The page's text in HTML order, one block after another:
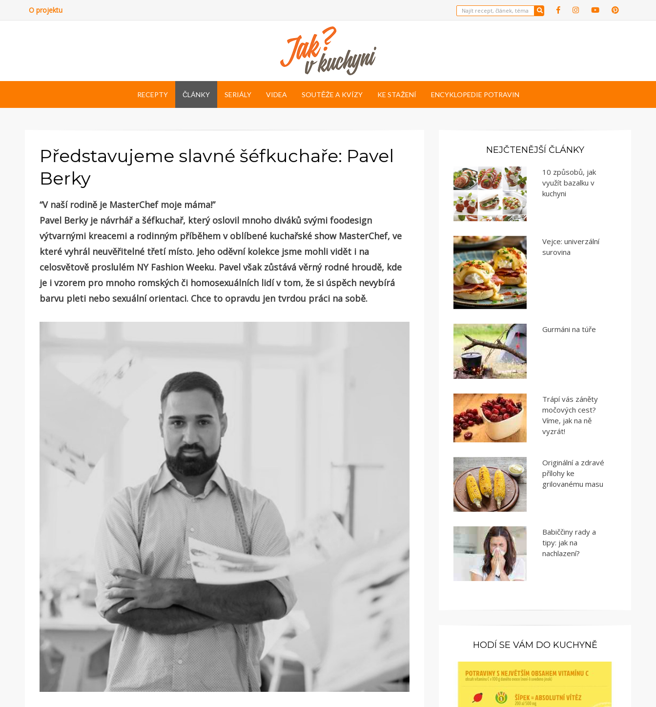
O projektu
RECEPTY ČLÁNKY SERIÁLY VIDEA SOUTĚŽE A KVÍZY KE STAŽENÍ ENCYKLOPEDIE POTRAVIN
Představujeme slavné šéfkuchaře: Pavel
Berky
“V naší rodině je MasterChef moje máma!”
Pavel Berky je návrhář a šéfkuchař, který oslovil mnoho diváků svými foodesign
výtvarnými kreacemi a rodinným příběhem v oblíbené kuchařské show MasterChef, ve
které vyhrál neuvěřitelné třetí místo. Jeho oděvní kolekce jsme mohli vidět i na
celosvětově proslulém NY Fashion Weeku. Pavel však zůstává věrný rodné hroudě, kde
je i vzorem pro mnoho romských či homosexuálních lidí v tom, že si úspěch nevybírá
barvu pleti nebo sexuální orientaci. Chce to opravdu jen tvrdou práci na sobě.
NEJČTENĚJŠÍ ČLÁNKY
10 způsobů, jak
využít bazalku v
kuchyni
Vejce: univerzální
surovina
Gurmáni na túře
Trápí vás záněty
močových cest?
Víme, jak na ně
vyzrát!
Originální a zdravé
přílohy ke
grilovanému masu
Babiččiny rady a
tipy: jak na
nachlazení?
HODÍ SE VÁM DO KUCHYNĚ